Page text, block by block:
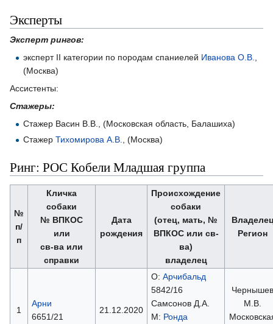
Эксперты
Эксперт рингов:
эксперт II категории по породам спаниелей Иванова О.В.
(Москва)
Ассистенты:
Стажеры:
Стажер Васин В.В., (Московская область, Балашиха)
СтажерТихомирова А.В. , (Москва)
Ринг: РОС Кобели Младшая группа
№
п/
п
Кличка
собаки
№ ВПКОС
или
св-ва или
справки
Дата
рождения
Происхождение
собаки
(отец, мать, №
ВПКОС или св-
ва)
владелец
Регион
1
Арни
6651/21
21.12.2020
О: Арчибальд
5842/16
Самсонов Д.А.
М: Ронда
Чернышев
М.В.